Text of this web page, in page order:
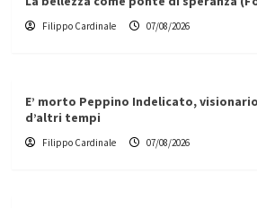
Filippo Cardinale 07/08/2026
E’ morto Peppino Indelicato,
d’altri tempi
Filippo Cardinale 07/08/2026